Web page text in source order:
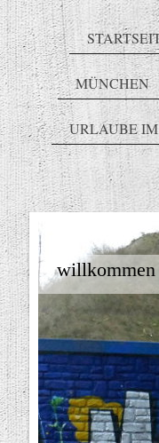
MÜNCHEN
URLAUBE IM